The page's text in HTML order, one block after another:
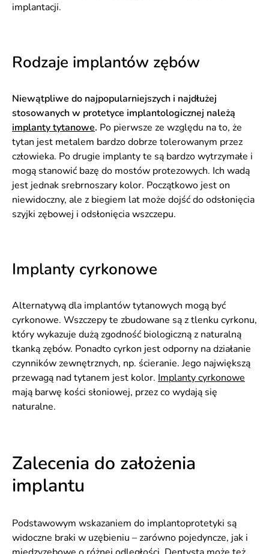
implantacji.
Rodzaje implantów zębów
Niewątpliwe do najpopularniejszych i najdłużej
stosowanych w protetyce implantologicznej należą
implanty tytanowe. Po pierwsze ze względu na to, że
tytan jest metalem bardzo dobrze tolerowanym przez
człowieka. Po drugie implanty te są bardzo wytrzymałe i
mogą stanowić bazę do mostów protezowych. Ich wadą
jest jednak srebrnoszary kolor. Początkowo jest on
niewidoczny, ale z biegiem lat może dojść do odsłonięcia
szyjki zębowej i odsłonięcia wszczepu.
Implanty cyrkonowe
Alternatywą dla implantów tytanowych mogą być
cyrkonowe. Wszczepy te zbudowane są z tlenku cyrkonu,
który wykazuje dużą zgodność biologiczną z naturalną
tkanką zębów. Ponadto cyrkon jest odporny na działanie
czynników zewnętrznych, np. ścieranie. Jego największą
przewagą nad tytanem jest kolor. Implanty cyrkonowe
mają barwę kości słoniowej, przez co wydają się
naturalne.
Zalecenia do założenia
implantu
Podstawowym wskazaniem do implantoprotetyki są
widoczne braki w uzębieniu – zarówno pojedyncze, jak i